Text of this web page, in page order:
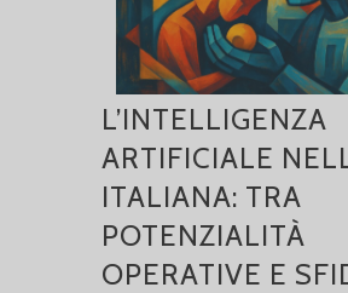
L’INTELLIGENZA
ARTIFICIALE
ITALIANA: TRA
POTENZIALITÀ
OPERATIVE E